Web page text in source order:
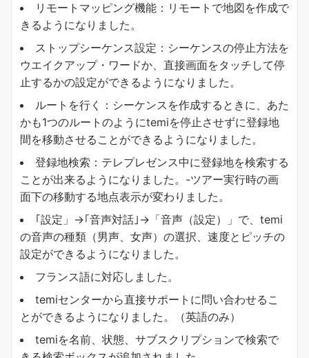
リモートマッピング機能：リモートで地図を作成で
きるようになりました。
ストップシーケンス設定：シーケンスの停止方法を
ウエイクアップ・ワードか、直接画面をタッチして停
止するかの設定ができるようになりました。
ルートを行く：シーケンスを作成するときに、あた
かも1つのルートのようにtemiを停止させずに登録地
間を移動させることができるようになりました。
登録地検索：テレプレゼンス中に登録地を検索する
ことが出来るようになりました。-ツアー実行時の画
面下の移動する地点表示が変わりました。
｢設定」→｢音声対話｣→「音声（設定）」で、temi
の音声の種類（男声、女声）の選択、速度とピッチの
設定ができるようになりました。
フランス語に対応しました。
temiセンターから直接サポートに問い合わせるこ
とができるようになりました。（英語のみ）
temiを名前、状態、サブスクリプションで検索で